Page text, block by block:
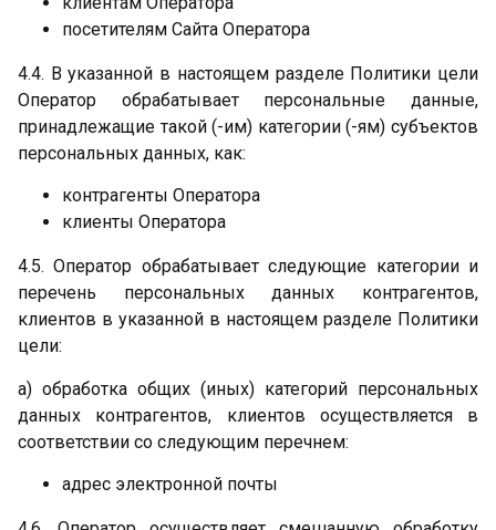
посетителям Сайта Оператора
4.4. В указанной в настоящем разделе Политики цели
Оператор обрабатывает персональные данные,
принадлежащие такой (-им) категории (-ям) субъектов
персональных данных, как:
контрагенты Оператора
клиенты Оператора
4.5. Оператор обрабатывает следующие категории и
перечень персональных данных контрагентов,
клиентов в указанной в настоящем разделе Политики
цели:
а) обработка общих (иных) категорий персональных
данных контрагентов, клиентов осуществляется в
соответствии со следующим перечнем:
адрес электронной почты